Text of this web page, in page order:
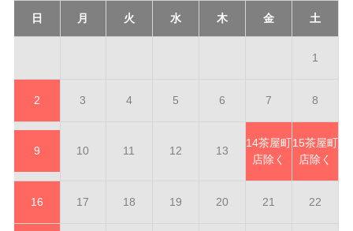
日 月 火 水 木 金 土
1
2 3 4 5 6 7 8
9 10 11 12 13
14茶屋町
店除く
15茶屋町
店除く
16 17 18 19 20 21 22